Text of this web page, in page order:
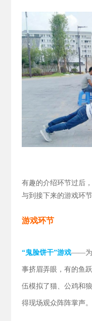
有趣的介绍环节过后
与到接下来的游戏环节
游戏环节
“鬼脸饼干”游戏——为
事挤眉弄眼，有的鱼
伍模拟了猫、公鸡和
得现场观众阵阵掌声。